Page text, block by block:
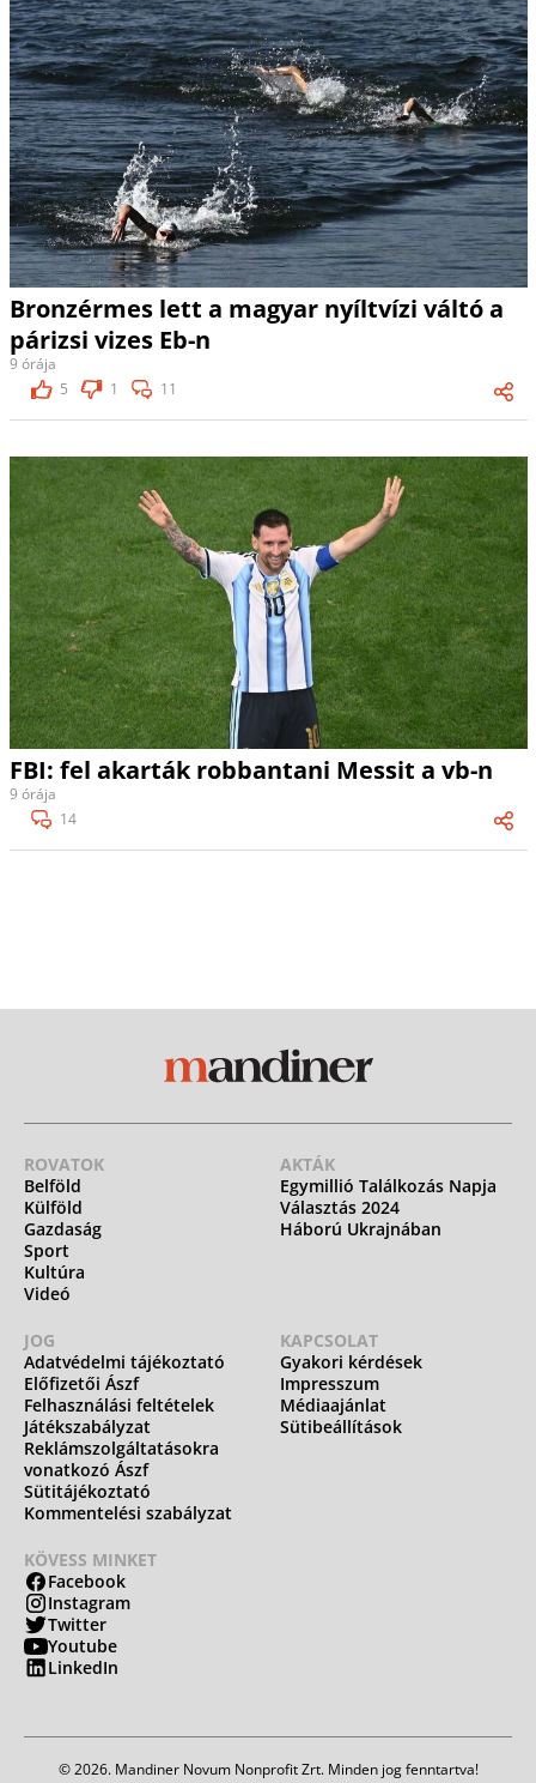
Bronzérmes lett a magyar nyíltvízi váltó a
párizsi vizes Eb-n
9 órája
5
1 11
FBI: fel akarták robbantani Messit a vb-n
9 órája
14
ROVATOK
Belföld
Külföld
Gazdaság
Sport
Kultúra
Videó
AKTÁK
Egymillió Találkozás Napja
Választás 2024
Háború Ukrajnában
JOG
Adatvédelmi tájékoztató
Előfizetői Ászf
Felhasználási feltételek
Játékszabályzat
Reklámszolgáltatásokra
vonatkozó Ászf
Sütitájékoztató
Kommentelési szabályzat
KAPCSOLAT
Gyakori kérdések
Impresszum
Médiaajánlat
Sütibeállítások
KÖVESS MINKET
Facebook
Instagram
Twitter
Youtube
LinkedIn
© 2026. Mandiner Novum Nonprofit Zrt. Minden jog fenntartva!